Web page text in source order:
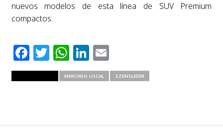
nuevos modelos de esta línea de SUV Premium
compactos.
Facebook
Twitter
WhatsApp
LinkedIn
Email
MERCADO LOCAL ZZENSLIDER